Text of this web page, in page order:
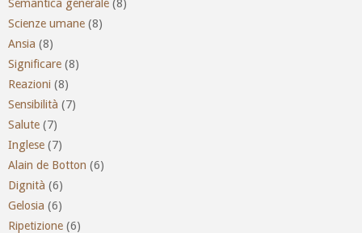
Semantica generale (8)
Scienze umane (8)
Ansia (8)
Significare (8)
Reazioni (8)
Sensibilità (7)
Salute (7)
Inglese (7)
Alain de Botton (6)
Dignità (6)
Gelosia (6)
Ripetizione (6)